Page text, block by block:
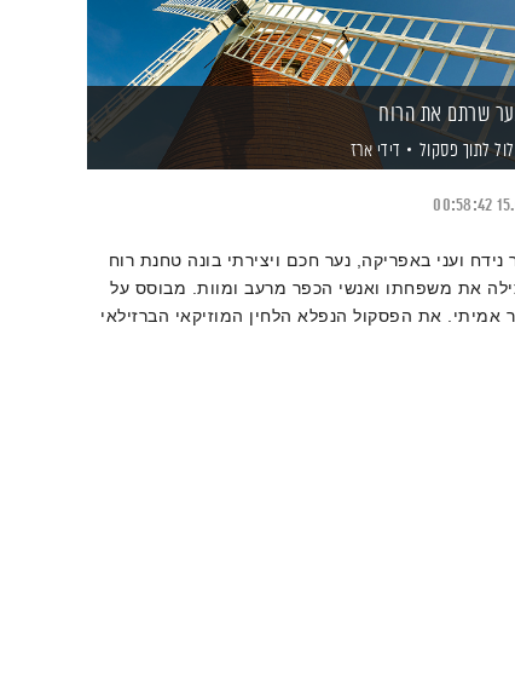
שרתם את הרוח
לתוך פסקול דידי ארז
00:58:42
נידח ועני באפריקה, נער חכם ויצירתי בונה טחנת רוח
את משפחתו ואנשי הכפר מרעב ומוות. מבוסס על
אמיתי. את הפסקול הנפלא הלחין המוזיקאי הברזילאי